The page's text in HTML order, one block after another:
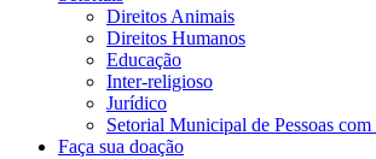
Direitos Animais
Direitos Humanos
Educação
Inter-religioso
Jurídico
Setorial Municipal de Pessoas
Faça sua doação